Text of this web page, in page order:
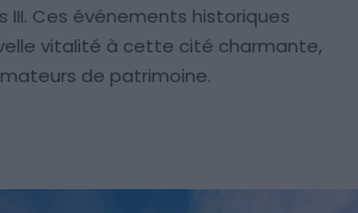
III. Ces événements historiques
vitalité à cette cité charmante,
de patrimoine.